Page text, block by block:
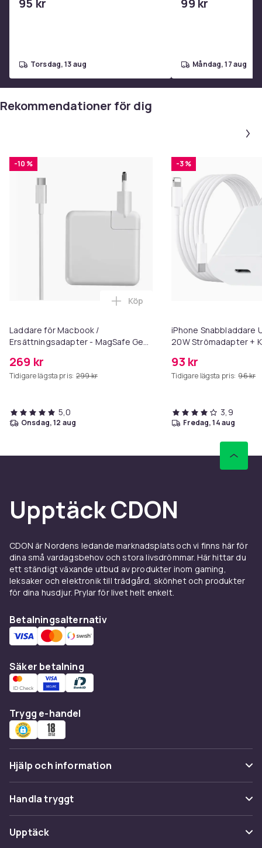
95 kr
torsdag, 13 aug
99 kr
måndag, 17 aug
Rekommendationer för dig
-10 %
Laddare för Macbook /
Ersättningsadapter - MagSafe Gen
269 kr
Tidigare lägsta pris: 299 kr
Lägg till Laddare för Macbook
Köp
5,0
onsdag, 12 aug
-3 %
iPhone Snabbladdare
20W Strömadapter +
93 kr
Tidigare lägsta pris: 96 kr
3,9
fredag, 14 aug
Upptäck CDON
CDON är Nordens ledande marknadsplats och vi finns här för
dina små vardagsbehov och stora livsdrömmar. Här hittar du
ett ständigt växande utbud av produkter inom gaming,
leksaker och elektronik till trädgård, skönhet och produkter
för dina husdjur. Prylar för livet helt enkelt.
Betalningsalternativ
Säker betalning
Trygg e-handel
Hjälp och information
Vanliga frågor
Spåra paket
Ångra & Returnera här
Handla tryggt
Betalning
Upptäck